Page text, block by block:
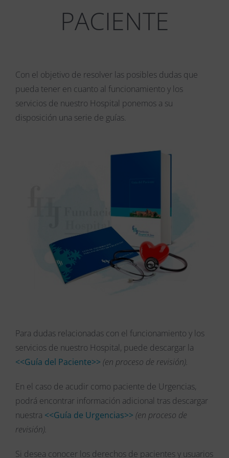
PACIENTE
Con el objetivo de resolver las posibles dudas que
pueda tener en cuanto al funcionamiento y los
servicios de nuestro Hospital ponemos a su
disposición una serie de guías.
Para dudas relacionadas con el funcionamiento y los
servicios de nuestro Hospital, puede descargar la
<<Guía del Paciente>> (en proceso de revisión).
En el caso de acudir como paciente de Urgencias,
podrá encontrar información adicional tras descargar
nuestra <<Guía de Urgencias>> (en proceso de
revisión).
Si desea conocer los derechos de pacientes y usuarios